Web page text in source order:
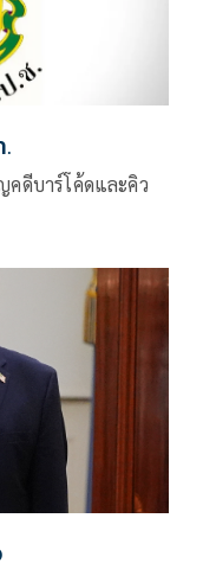
.
ดีบาร์โค้ดและคิว